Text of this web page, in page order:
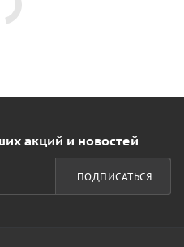
акций и новостей
ПОДПИСАТЬСЯ